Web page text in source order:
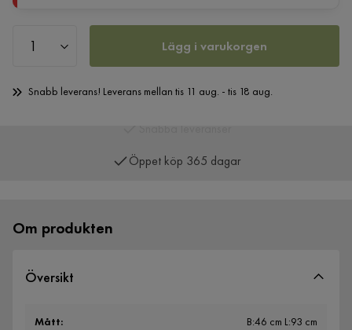
Lägg i varukorgen
Snabb leverans! Leverans mellan tis 11 aug. - tis 18 aug.
Öppet köp 365 dagar
Om produkten
Översikt
Mått: B:46 cm L:93 cm